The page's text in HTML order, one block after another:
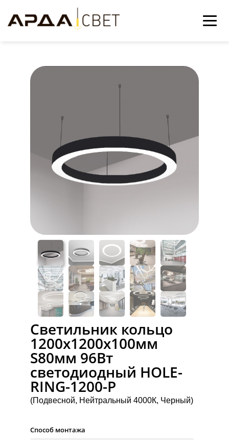
Светильник кольцо
1200х1200х100мм
S80мм 96Вт
светодиодный HOLE-
RING-1200-P
(Подвесной, Нейтральный 4000К, Черный)
Способ монтажа